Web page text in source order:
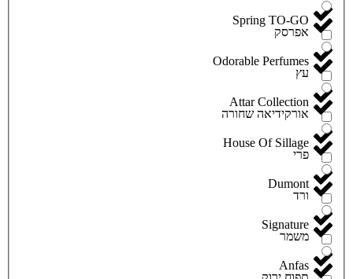
Spring TO-GO
Odorable Perfumes
Attar Collection
House Of Sillage
Dumont
Signature
Anfas
אפרסק
עץ
אורקידיאה שחורה
פרי
ורד
משמר